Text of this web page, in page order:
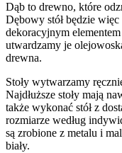
Dąb to drewno, które
Dębowy stół będzie
dekoracyjnym
utwardzamy je
drewna.
Stoły wytwarzamy
Najdłuższe stoły mają
także wykonać stół z
rozmiarze według
są zrobione z metalu i
biały.